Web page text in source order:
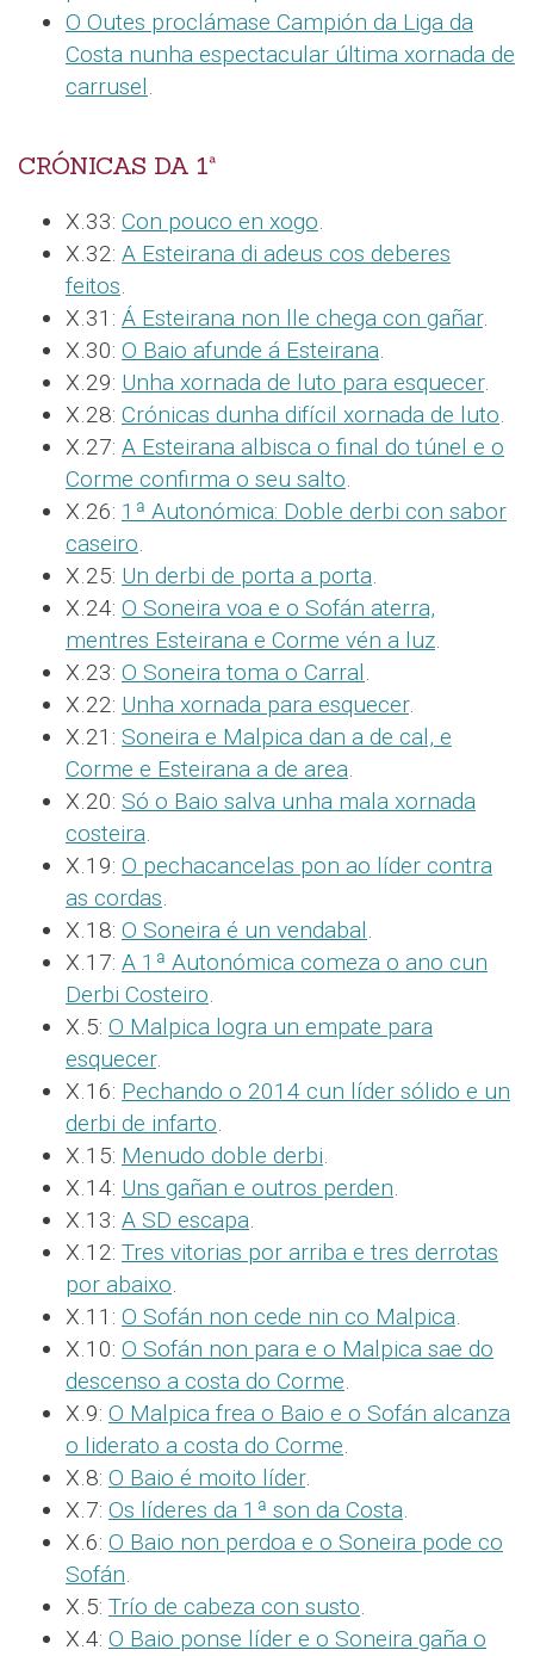
O Outes proclámase Campión da Liga da
Costa nunha espectacular última xornada de
carrusel.
CRÓNICAS DA 1ª
X.33: Con pouco en xogo.
X.32: A Esteirana di adeus cos deberes
feitos.
X.31: Á Esteirana non lle chega con gañar.
X.30: O Baio afunde á Esteirana.
X.29: Unha xornada de luto para esquecer.
X.28: Crónicas dunha difícil xornada de luto.
X.27: A Esteirana albisca o final do túnel e o
Corme confirma o seu salto.
X.26: 1ª Autonómica: Doble derbi con sabor
caseiro.
X.25: Un derbi de porta a porta.
X.24: O Soneira voa e o Sofán aterra,
mentres Esteirana e Corme vén a luz.
X.23: O Soneira toma o Carral.
X.22: Unha xornada para esquecer.
X.21: Soneira e Malpica dan a de cal, e
Corme e Esteirana a de area.
X.20: Só o Baio salva unha mala xornada
costeira.
X.19: O pechacancelas pon ao líder contra
as cordas.
X.18: O Soneira é un vendabal.
X.17: A 1ª Autonómica comeza o ano cun
Derbi Costeiro.
X.5: O Malpica logra un empate para
esquecer.
X.16: Pechando o 2014 cun líder sólido e un
derbi de infarto.
X.15: Menudo doble derbi.
X.14: Uns gañan e outros perden.
X.13: A SD escapa.
X.12: Tres vitorias por arriba e tres derrotas
por abaixo.
X.11: O Sofán non cede nin co Malpica.
X.10: O Sofán non para e o Malpica sae do
descenso a costa do Corme.
X.9: O Malpica frea o Baio e o Sofán alcanza
o liderato a costa do Corme.
X.8: O Baio é moito líder.
X.7: Os líderes da 1ª son da Costa.
X.6: O Baio non perdoa e o Soneira pode co
Sofán.
X.5: Trío de cabeza con susto.
X.4: O Baio ponse líder e o Soneira gaña o